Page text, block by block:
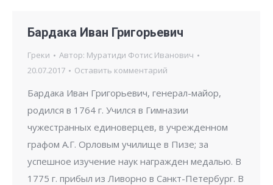
Бардака Иван Григорьевич
Греки Автор: Муратиди Фотис Иванович
20.07.2017
Оставить комментарий
Бардака Иван Григорьевич, генерал-майор,
родился в 1764 г. Учился в Гимназии
чужестранных единоверцев, в учрежденном
графом А.Г. Орловым училище в Пизе; за
успешное изучение наук награжден медалью. В
1775 г. прибыл из Ливорно в Санкт-Петербург. В